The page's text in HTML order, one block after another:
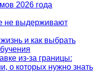
2026 года
не выдерживают
и как выбрать
из-за границы:
о которых нужно знать